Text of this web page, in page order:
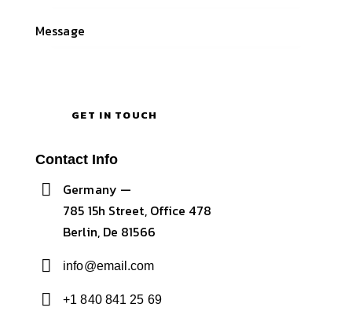
Contact Info
Germany —
785 15h Street, Office 478
Berlin, De 81566
info@email.com
+1 840 841 25 69